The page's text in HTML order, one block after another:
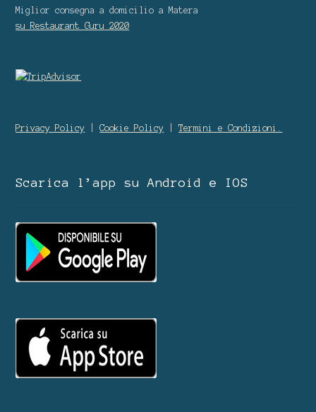
Miglior consegna a domicilio a Matera
su Restaurant Guru
2020
Privacy Policy |Cookie Policy |Termini e Condizioni.
Scarica l’app su Android e IOS